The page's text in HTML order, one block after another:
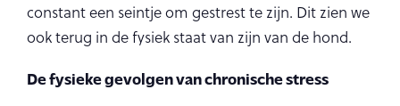
constant een seintje om gestrest te zijn. Dit zien we
ook terug in de fysiek staat van zijn van de hond.
De fysieke gevolgen van chronische stress